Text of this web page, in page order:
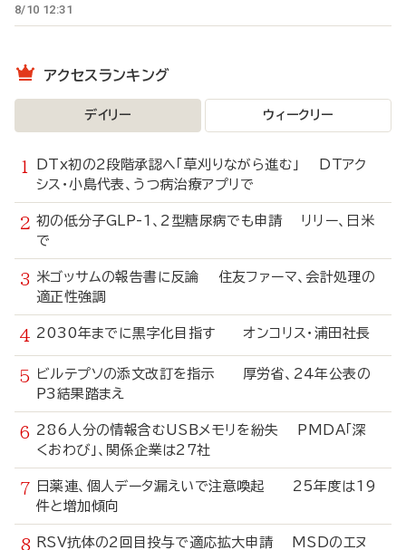
8/10 12:31
アクセスランキング
デイリー ウィークリー
DTx初の2段階承認へ「草刈りながら進む」 DTアク
シス・小島代表、うつ病治療アプリで
初の低分子GLP-1、2型糖尿病でも申請 リリー、日米
で
米ゴッサムの報告書に反論 住友ファーマ、会計処理の
適正性強調
2030年までに黒字化目指す オンコリス・浦田社長
ビルテプソの添文改訂を指示 厚労省、24年公表の
P3結果踏まえ
286人分の情報含むUSBメモリを紛失 PMDA「深
くおわび」、関係企業は27社
日薬連、個人データ漏えいで注意喚起 25年度は19
件と増加傾向
RSV抗体の2回目投与で適応拡大申請 MSDのエヌ